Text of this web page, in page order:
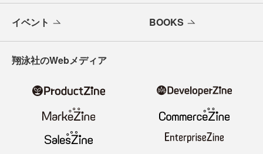
イベント BOOKS
翔泳社のWebメディア